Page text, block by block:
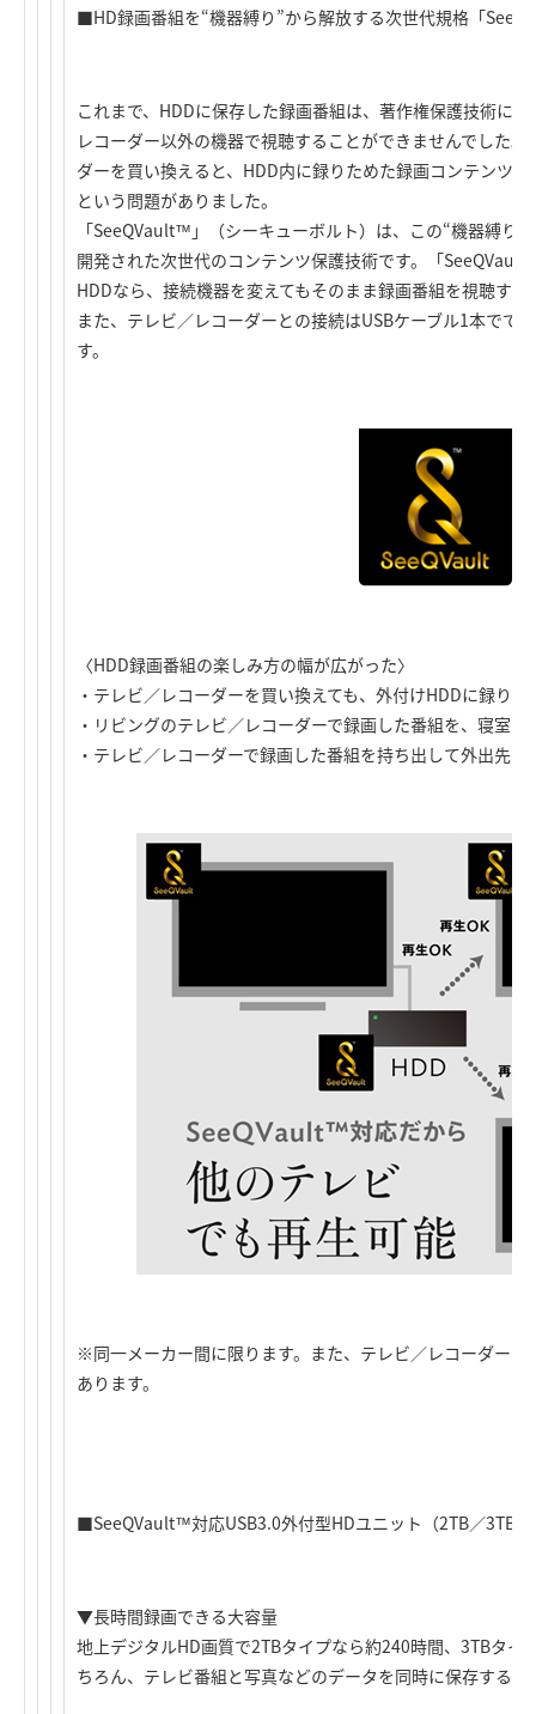
■HD録画番組を“機器縛り”から解放する次世代規格「
これまで、HDDに保存した録画番組は、著作権保護技術に
レコーダー以外の機器で視聴することができませんでした
ダーを買い換えると、HDD内に録りためた録画コンテンツ
という問題がありました。
「SeeQVault™」（シーキューボルト）は、この“機器縛り
開発された次世代のコンテンツ保護技術です。「
HDDなら、接続機器を変えてもそのまま録画番組を視聴する
また、テレビ／レコーダーとの接続はUSBケーブル1本でで
す。
〈HDD録画番組の楽しみ方の幅が広がった〉
・テレビ／レコーダーを買い換えても、外付けHDDに録り
・リビングのテレビ／レコーダーで録画した番組を、寝室
・テレビ／レコーダーで録画した番組を持ち出して外出先で
※同一メーカー間に限ります。また、テレビ／レコーダー
あります。
■SeeQVault™対応USB3.0外付型HDユニット（2TB／3TB）
▼長時間録画できる大容量
地上デジタルHD画質で2TBタイプなら約240時間、3TBタイ
ちろん、テレビ番組と写真などのデータを同時に保存するこ